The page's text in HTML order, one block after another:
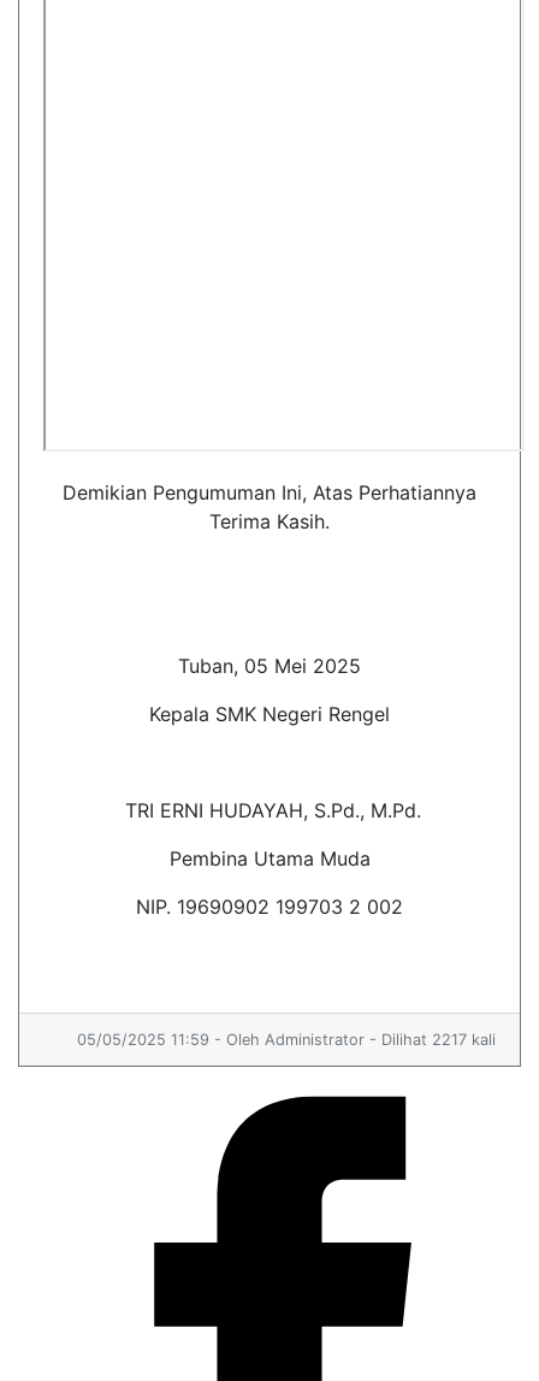
Demikian Pengumuman Ini, Atas Perhatiannya
Terima Kasih.
Tuban, 05 Mei 2025
Kepala SMK Negeri Rengel
TRI ERNI HUDAYAH, S.Pd., M.Pd.
Pembina Utama Muda
NIP. 19690902 199703 2 002
05/05/2025 11:59 - Oleh Administrator - Dilihat 2217 kali